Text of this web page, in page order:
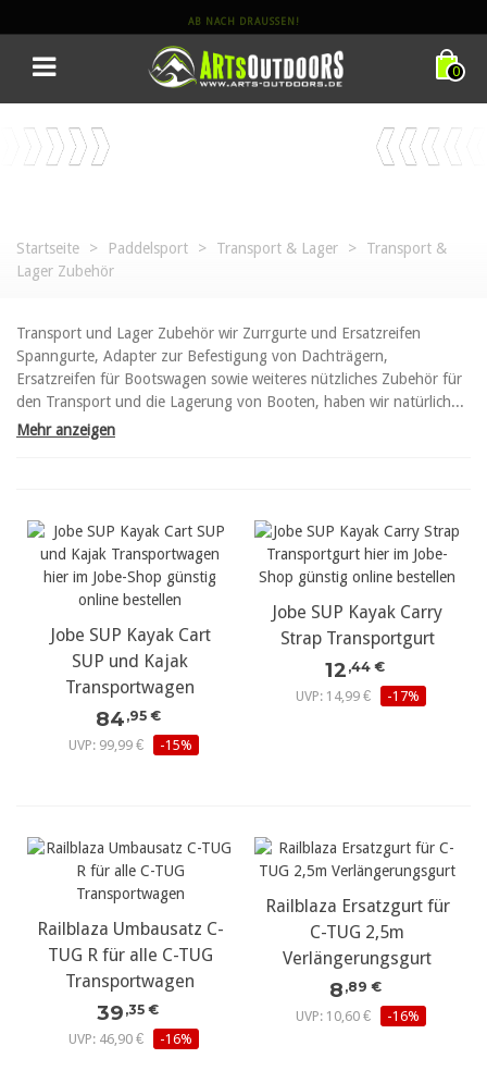
AB NACH DRAUSSEN!
0
Startseite > Paddelsport > Transport & Lager >
Transport &
Lager Zubehör
Transport und Lager Zubehör wir Zurrgurte und Ersatzreifen
Spanngurte, Adapter zur Befestigung von Dachträgern,
Ersatzreifen für Bootswagen sowie weiteres nützliches Zubehör für
den Transport und die Lagerung von Booten, haben wir natürlich...
Mehr anzeigen
Jobe SUP Kayak Cart
SUP und Kajak
Transportwagen
84 ,95 €
UVP: 99,99 €
-15%
Jobe SUP Kayak Carry
Strap Transportgurt
12 ,44 €
UVP: 14,99 €
-17%
Railblaza Umbausatz C-
TUG R für alle C-TUG
Transportwagen
39 ,35 €
UVP: 46,90 €
-16%
Railblaza Ersatzgurt für
C-TUG 2,5m
Verlängerungsgurt
8 ,89 €
UVP: 10,60 €
-16%